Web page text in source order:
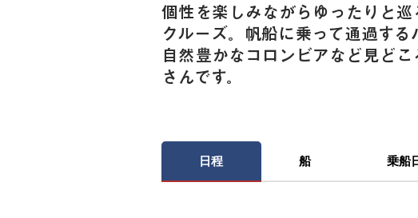
個性を楽しみながらゆったりと巡
クルーズ。帆船に乗って通過する
自然豊かなコロンビアなど見どこ
さんです。
日程 船 乗船